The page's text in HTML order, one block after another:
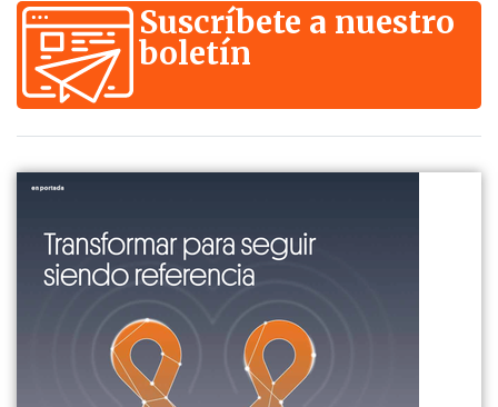
Suscríbete a nuestro
boletín